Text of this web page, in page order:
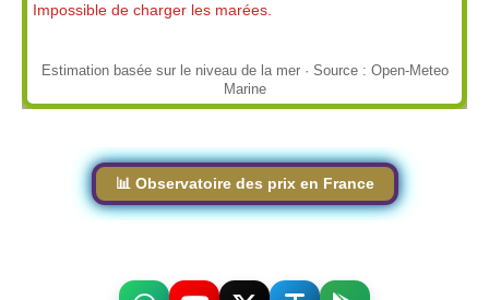
Impossible de charger les marées.
Estimation basée sur le niveau de la mer · Source : Open-Meteo
Marine
📊 Observatoire des prix en France